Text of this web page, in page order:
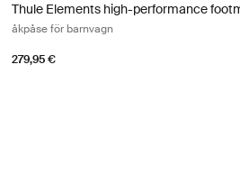
Thule Elements high-performance
åkpåse för barnvagn
279,95 €